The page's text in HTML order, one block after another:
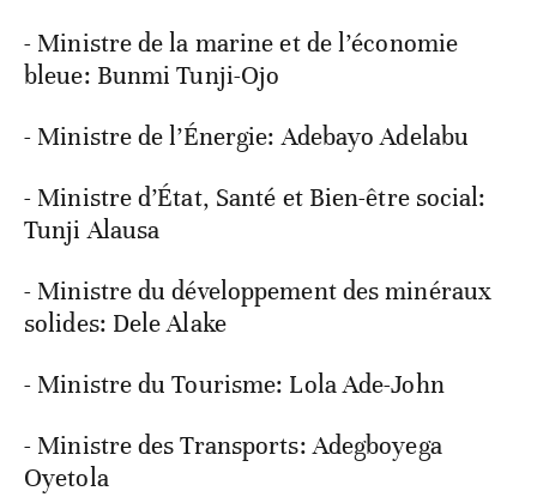
- Ministre de la marine et de l’économie
bleue: Bunmi Tunji-Ojo
- Ministre de l’Énergie: Adebayo Adelabu
- Ministre d’État, Santé et Bien-être social:
Tunji Alausa
- Ministre du développement des minéraux
solides: Dele Alake
- Ministre du Tourisme: Lola Ade-John
- Ministre des Transports: Adegboyega
Oyetola